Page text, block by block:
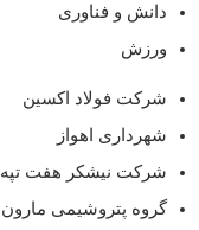
دانش و فناوری
ورزش
شرکت فولاد اکسین
شهرداری اهواز
شرکت نیشکر هفت تپه
گروه پتروشیمی مارون